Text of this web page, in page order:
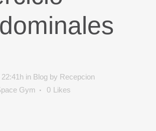
in Blog by Recepcion
Gym
0 Likes